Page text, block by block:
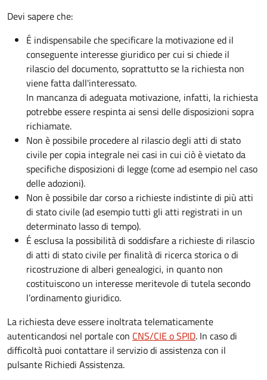
Devi sapere che:
É indispensabile che specificare la motivazione ed il
conseguente interesse giuridico per cui si chiede il
rilascio del documento, soprattutto se la richiesta non
viene fatta dall'interessato.
In mancanza di adeguata motivazione, infatti, la richiesta
potrebbe essere respinta ai sensi delle disposizioni sopra
richiamate.
Non è possibile procedere al rilascio degli atti di stato
civile per copia integrale nei casi in cui ciò è vietato da
specifiche disposizioni di legge (come ad esempio nel caso
delle adozioni).
Non è possibile dar corso a richieste indistinte di più atti
di stato civile (ad esempio tutti gli atti registrati in un
determinato lasso di tempo).
É esclusa la possibilità di soddisfare a richieste di rilascio
di atti di stato civile per finalità di ricerca storica o di
ricostruzione di alberi genealogici, in quanto non
costituiscono un interesse meritevole di tutela secondo
l’ordinamento giuridico.
La richiesta deve essere inoltrata telematicamente
autenticandosi nel portale con CNS/CIE o SPID. In caso di
difficoltà puoi contattare il servizio di assistenza con il
pulsante Richiedi Assistenza.